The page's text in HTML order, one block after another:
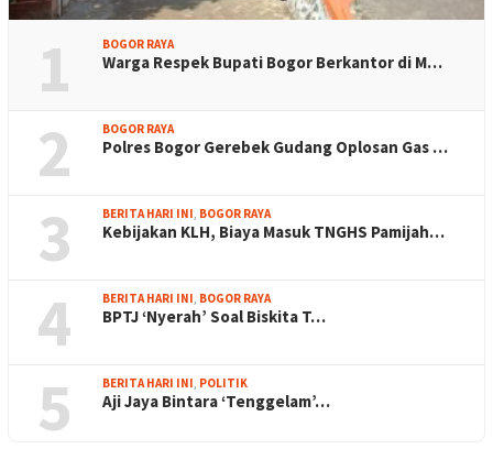
1 BOGOR RAYA
Warga Respek Bupati Bogor Berkantor di M…
2 BOGOR RAYA
Polres Bogor Gerebek Gudang Oplosan Gas …
3 BERITA HARI INI, BOGOR RAYA
Kebijakan KLH, Biaya Masuk TNGHS Pamijah…
4 BERITA HARI INI, BOGOR RAYA
BPTJ ‘Nyerah’ Soal Biskita T…
5 BERITA HARI INI, POLITIK
Aji Jaya Bintara ‘Tenggelam’…